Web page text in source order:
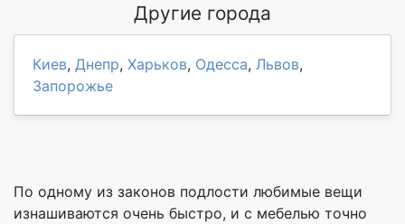
Другие города
Киев, Днепр, Харьков, Одесса, Львов,
Запорожье
По одному из законов подлости любимые вещи
изнашиваются очень быстро, и с мебелью точно